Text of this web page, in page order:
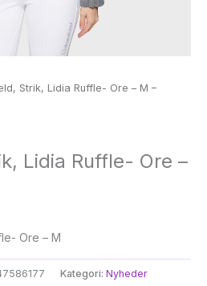
Strik, Lidia Ruffle- Ore – M –
Lidia Ruffle- Ore –
Ore – M
Kategori: Nyheder